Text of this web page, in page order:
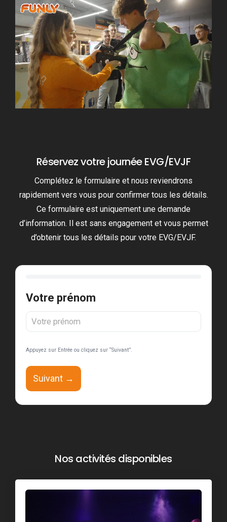
Réservez votre journée EVG/EVJF
Complétez le formulaire et nous reviendrons
rapidement vers vous pour confirmer tous les détails.
Ce formulaire est uniquement une demande
d’information. Il est sans engagement et vous permet
d’obtenir tous les détails pour votre EVG/EVJF.
Votre prénom
Appuyez sur Entrée ou cliquez sur “Suivant”.
Suivant →
Nos activités disponibles